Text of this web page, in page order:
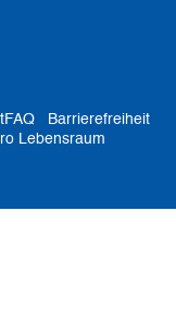
FAQ
Barrierefreiheit
Lebensraum